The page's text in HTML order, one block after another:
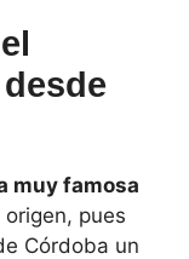
muy famosa
pues
Córdoba un